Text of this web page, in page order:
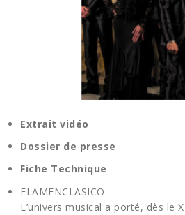
Extrait vidéo
Dossier de presse
Fiche Technique
FLAMENCLASICO
L’univers musical a porté, dès le